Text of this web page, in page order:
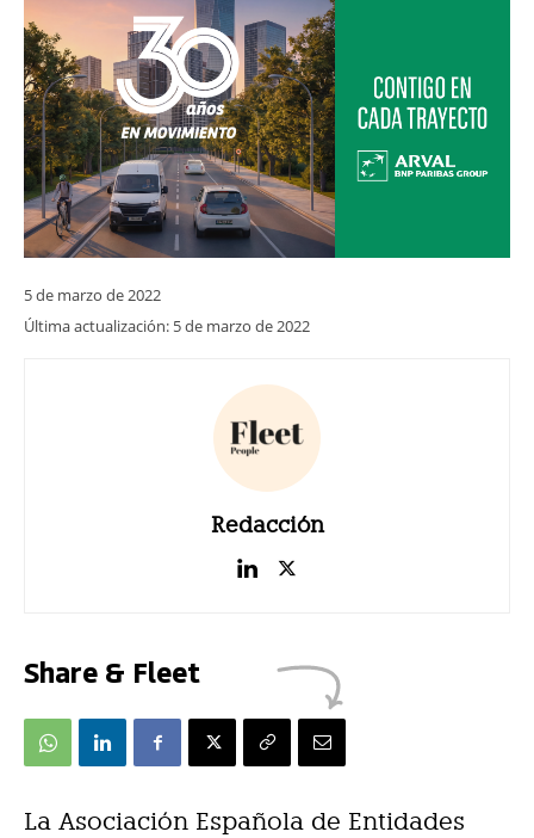
5 de marzo de 2022
Última actualización: 5 de marzo de 2022
Redacción
Share & Fleet
La Asociación Española de Entidades